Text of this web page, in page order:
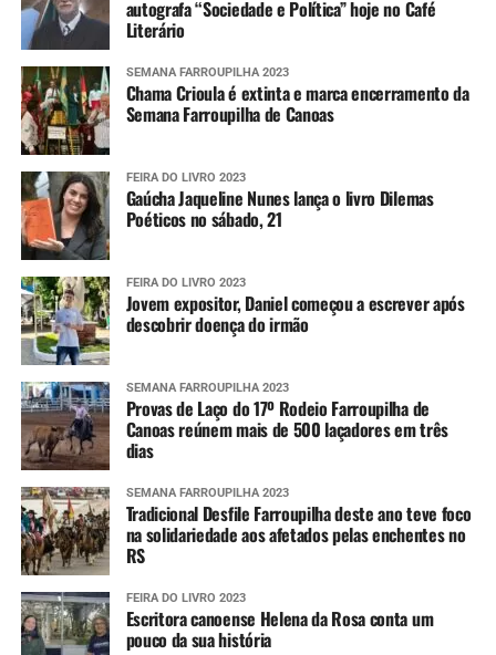
autografa “Sociedade e Política” hoje no Café
Literário
SEMANA FARROUPILHA 2023
Chama Crioula é extinta e marca encerramento da
Semana Farroupilha de Canoas
FEIRA DO LIVRO 2023
Gaúcha Jaqueline Nunes lança o livro Dilemas
Poéticos no sábado, 21
FEIRA DO LIVRO 2023
Jovem expositor, Daniel começou a escrever após
descobrir doença do irmão
SEMANA FARROUPILHA 2023
Provas de Laço do 17º Rodeio Farroupilha de
Canoas reúnem mais de 500 laçadores em três
dias
SEMANA FARROUPILHA 2023
Tradicional Desfile Farroupilha deste ano teve foco
na solidariedade aos afetados pelas enchentes no
RS
FEIRA DO LIVRO 2023
Escritora canoense Helena da Rosa conta um
pouco da sua história